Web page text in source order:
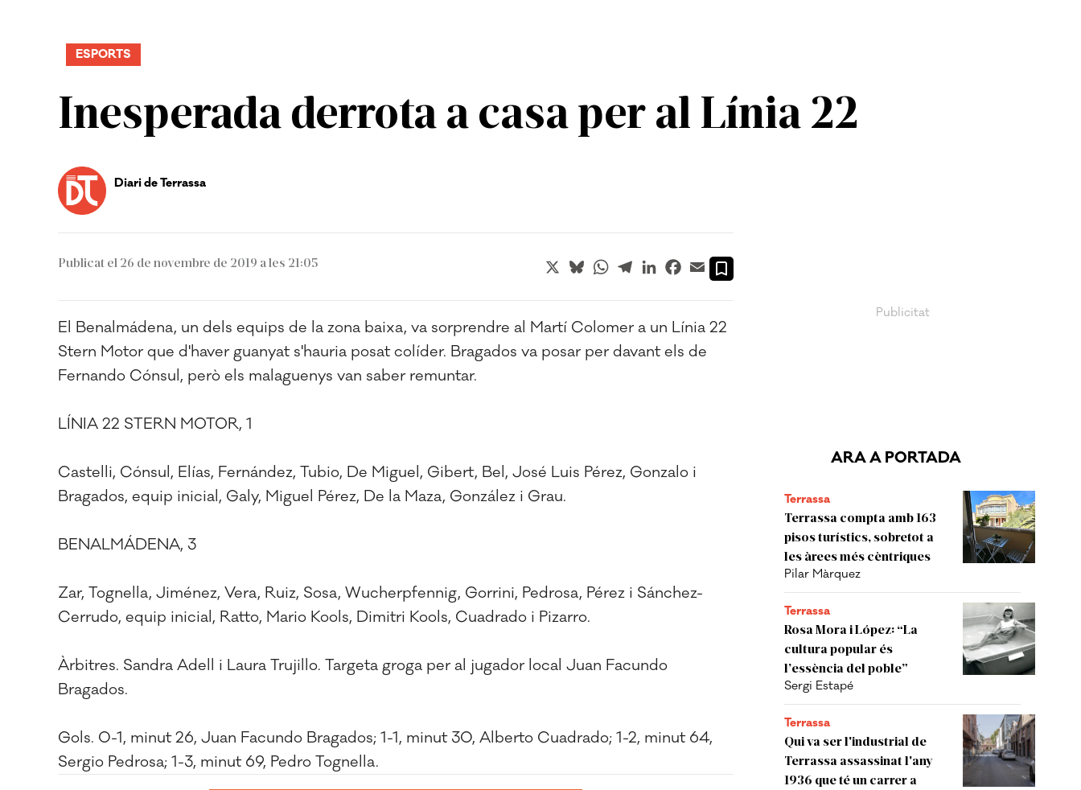
Inesperada derrota a casa per al Línia 22
ESPORTS
ARA A PORTADA
Terrassa
Terrassa compta amb 163
pisos turístics, sobretot a
les àrees més cèntriques
Pilar Màrquez
Terrassa
Rosa Mora i López: “La
cultura popular és
l’essència del poble”
Sergi Estapé
Terrassa
Qui va ser l'industrial de
Terrassa assassinat l'any
1936 que té un carrer a
Diari de Terrassa
Publicat el 26 de novembre de 2019 a les 21:05 X BlueskyWhatsApp
TelegramLinkedInFacebook
Email
El Benalmádena, un dels equips de la zona baixa, va sorprendre al Martí Colomer a un Línia 22
Stern Motor que d'haver guanyat s'hauria posat colíder. Bragados va posar per davant els de
Fernando Cónsul, però els malaguenys van saber remuntar.
LÍNIA 22 STERN MOTOR, 1
Castelli, Cónsul, Elías, Fernández, Tubio, De Miguel, Gibert, Bel, José Luis Pérez, Gonzalo i
Bragados, equip inicial, Galy, Miguel Pérez, De la Maza, González i Grau.
BENALMÁDENA, 3
Zar, Tognella, Jiménez, Vera, Ruiz, Sosa, Wucherpfennig, Gorrini, Pedrosa, Pérez i Sánchez-
Cerrudo, equip inicial, Ratto, Mario Kools, Dimitri Kools, Cuadrado i Pizarro.
Àrbitres. Sandra Adell i Laura Trujillo. Targeta groga per al jugador local Juan Facundo
Bragados.
Gols. 0-1, minut 26, Juan Facundo Bragados; 1-1, minut 30, Alberto Cuadrado; 1-2, minut 64,
Sergio Pedrosa; 1-3, minut 69, Pedro Tognella.